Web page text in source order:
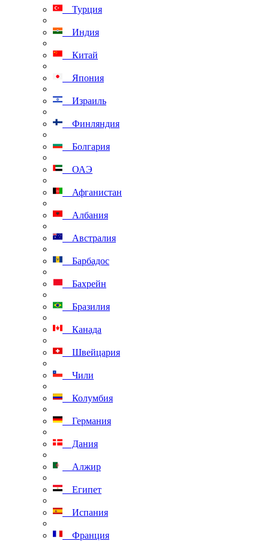
Турция
Индия
Китай
Япония
Израиль
Финляндия
Болгария
ОАЭ
Афганистан
Албания
Австралия
Барбадос
Бахрейн
Бразилия
Канада
Швейцария
Чили
Колумбия
Германия
Дания
Алжир
Египет
Испания
Франция